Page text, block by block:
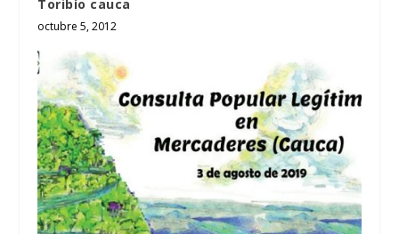
Toribío cauca
octubre 5, 2012